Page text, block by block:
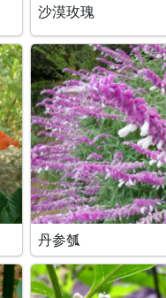
沙漠玫瑰
丹参瓠